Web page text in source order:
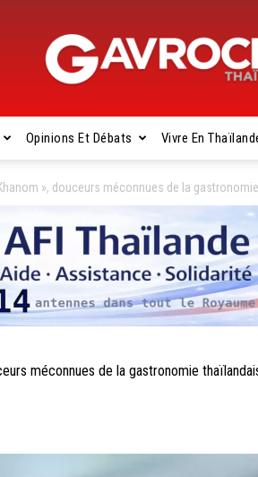
Gavroche
Thaïlande
Opinions Et Débats Vivre En
Khanom », douceurs méconnues de la
méconnues de la gastronomie